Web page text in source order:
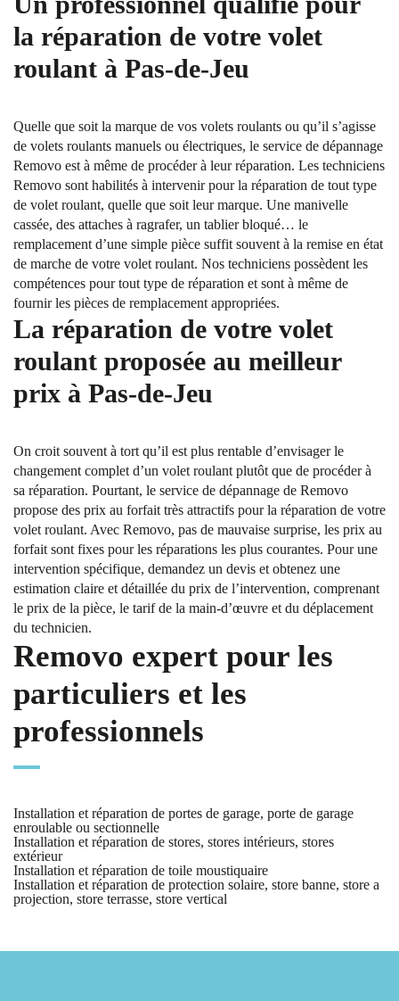
la réparation de votre volet
roulant à Pas-de-Jeu
Quelle que soit la marque de vos volets roulants ou qu’il s’agisse
de volets roulants manuels ou électriques, le service de dépannage
Removo est à même de procéder à leur réparation. Les techniciens
Removo sont habilités à intervenir pour la réparation de tout type
de volet roulant, quelle que soit leur marque. Une manivelle
cassée, des attaches à ragrafer, un tablier bloqué… le
remplacement d’une simple pièce suffit souvent à la remise en état
de marche de votre volet roulant. Nos techniciens possèdent les
compétences pour tout type de réparation et sont à même de
fournir les pièces de remplacement appropriées.
La réparation de votre volet
roulant proposée au meilleur
prix à Pas-de-Jeu
On croit souvent à tort qu’il est plus rentable d’envisager le
changement complet d’un volet roulant plutôt que de procéder à
sa réparation. Pourtant, le service de dépannage de Removo
propose des prix au forfait très attractifs pour la réparation de votre
volet roulant. Avec Removo, pas de mauvaise surprise, les prix au
forfait sont fixes pour les réparations les plus courantes. Pour une
intervention spécifique, demandez un devis et obtenez une
estimation claire et détaillée du prix de l’intervention, comprenant
le prix de la pièce, le tarif de la main-d’œuvre et du déplacement
du technicien.
Removo expert pour les
particuliers et les
professionnels
Installation et réparation de portes de garage, porte de garage
enroulable ou sectionnelle
Installation et réparation de stores, stores intérieurs, stores
extérieur
Installation et réparation de toile moustiquaire
Installation et réparation de protection solaire, store banne, store a
projection, store terrasse, store vertical